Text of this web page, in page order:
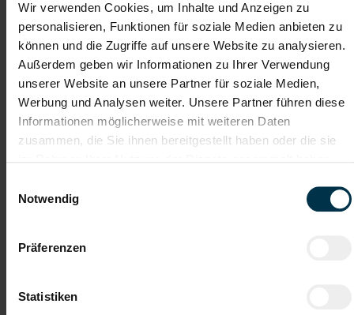
Wir verwenden Cookies, um Inhalte und Anzeigen zu
personalisieren, Funktionen für soziale Medien anbieten zu
können und die Zugriffe auf unsere Website zu analysieren.
Außerdem geben wir Informationen zu Ihrer Verwendung
unserer Website an unsere Partner für soziale Medien,
Werbung und Analysen weiter. Unsere Partner führen diese
Informationen möglicherweise mit weiteren Daten
zusammen, die Sie ihnen bereitgestellt haben oder die sie
Notwendig
Präferenzen
Statistiken
Unterstützung während
des gesamten Bewerbungsprozesses
Werden Sie Teil des engagierten Labor-Teams und
bewerben Sie sich noch heute!